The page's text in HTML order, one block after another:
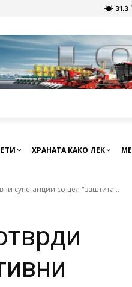
31.3
ХРАНАТА КАКО ЛЕК
супстанции со цел "заштита...